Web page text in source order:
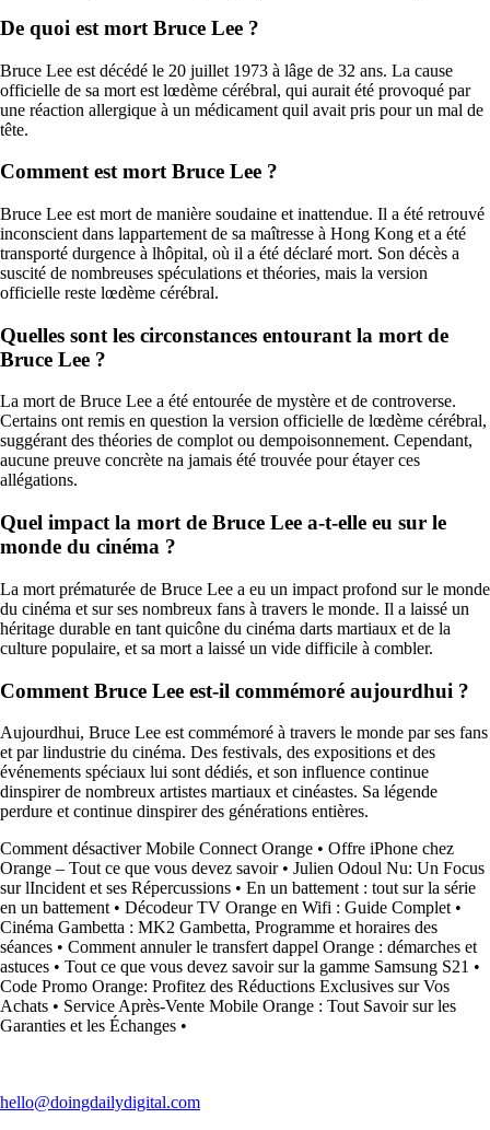
De quoi est mort Bruce Lee ?
Bruce Lee est décédé le 20 juillet 1973 à lâge de 32 ans. La cause
officielle de sa mort est lœdème cérébral, qui aurait été provoqué par
une réaction allergique à un médicament quil avait pris pour un mal de
tête.
Comment est mort Bruce Lee ?
Bruce Lee est mort de manière soudaine et inattendue. Il a été retrouvé
inconscient dans lappartement de sa maîtresse à Hong Kong et a été
transporté durgence à lhôpital, où il a été déclaré mort. Son décès a
suscité de nombreuses spéculations et théories, mais la version
officielle reste lœdème cérébral.
Quelles sont les circonstances entourant la mort de
Bruce Lee ?
La mort de Bruce Lee a été entourée de mystère et de controverse.
Certains ont remis en question la version officielle de lœdème cérébral,
suggérant des théories de complot ou dempoisonnement. Cependant,
aucune preuve concrète na jamais été trouvée pour étayer ces
allégations.
Quel impact la mort de Bruce Lee a-t-elle eu sur le
monde du cinéma ?
La mort prématurée de Bruce Lee a eu un impact profond sur le monde
du cinéma et sur ses nombreux fans à travers le monde. Il a laissé un
héritage durable en tant quicône du cinéma darts martiaux et de la
culture populaire, et sa mort a laissé un vide difficile à combler.
Comment Bruce Lee est-il commémoré aujourdhui ?
Aujourdhui, Bruce Lee est commémoré à travers le monde par ses fans
et par lindustrie du cinéma. Des festivals, des expositions et des
événements spéciaux lui sont dédiés, et son influence continue
dinspirer de nombreux artistes martiaux et cinéastes. Sa légende
perdure et continue dinspirer des générations entières.
Comment désactiver Mobile Connect Orange • Offre iPhone chez
Orange – Tout ce que vous devez savoir• Julien Odoul Nu: Un Focus
sur lIncident et ses Répercussions • En un battement : tout sur la série
en un battement • Décodeur TV Orange en Wifi : Guide Complet •
Cinéma Gambetta : MK2 Gambetta, Programme et horaires des
séances • Comment annuler le transfert dappel Orange : démarches et
astuces • Tout ce que vous devez savoir sur la gamme Samsung S21 •
Code Promo Orange: Profitez des Réductions Exclusives sur Vos
Achats • Service Après-Vente Mobile Orange : Tout Savoir sur les
Garanties et les Échanges •
hello@doingdailydigital.com